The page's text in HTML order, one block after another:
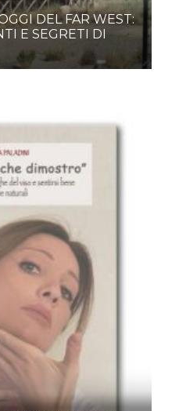
DEL FAR WEST:
E SEGRETI DI